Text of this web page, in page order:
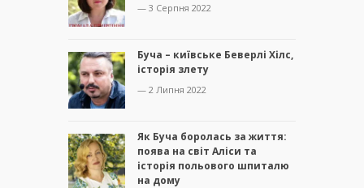
— 3 Серпня 2022
Буча – київське Беверлі Хілс,
історія злету
— 2 Липня 2022
Як Буча боролась за життя:
поява на світ Аліси та
історія польового шпиталю
на дому